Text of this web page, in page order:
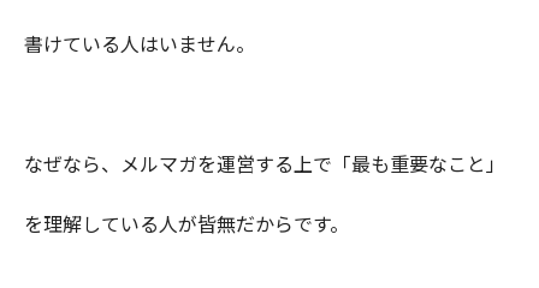
書けている人はいません。
なぜなら、メルマガを運営する上で「最も重要なこと」
を理解している人が皆無だからです。